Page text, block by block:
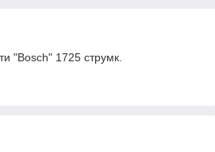
"Bosch" 1725 струмк.